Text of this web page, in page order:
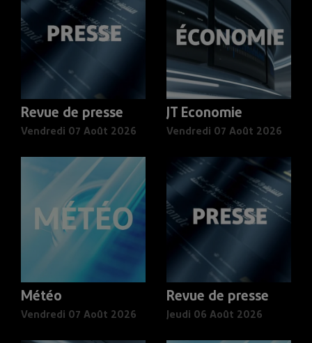
Revue de presse
Vendredi 07 Août 2026
JT Economie
Vendredi 07 Août 2026
Météo
Vendredi 07 Août 2026
Revue de presse
Jeudi 06 Août 2026